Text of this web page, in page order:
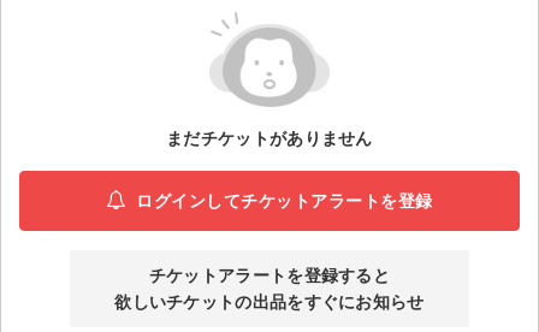
演劇・ミュージカル
ご利用ガイド
まだチケットがありません
ログインしてチケットアラートを登録
チケットアラートを登録すると
欲しいチケットの出品をすぐにお知らせ